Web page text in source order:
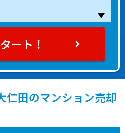
ート！
仁田のマンション売却